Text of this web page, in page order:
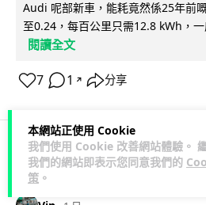
本網站正使用 Cookie
我們使用 Cookie 改善網站體驗。
我們的網站即表示您同意我們的
策 。
Audi 呢部新車，能耗竟然係25年前
至0.24，每百公里只需12.8 kWh，
閱讀全文
7 1 ↗ 分享
科技娛樂 生活娛樂 城中熱話